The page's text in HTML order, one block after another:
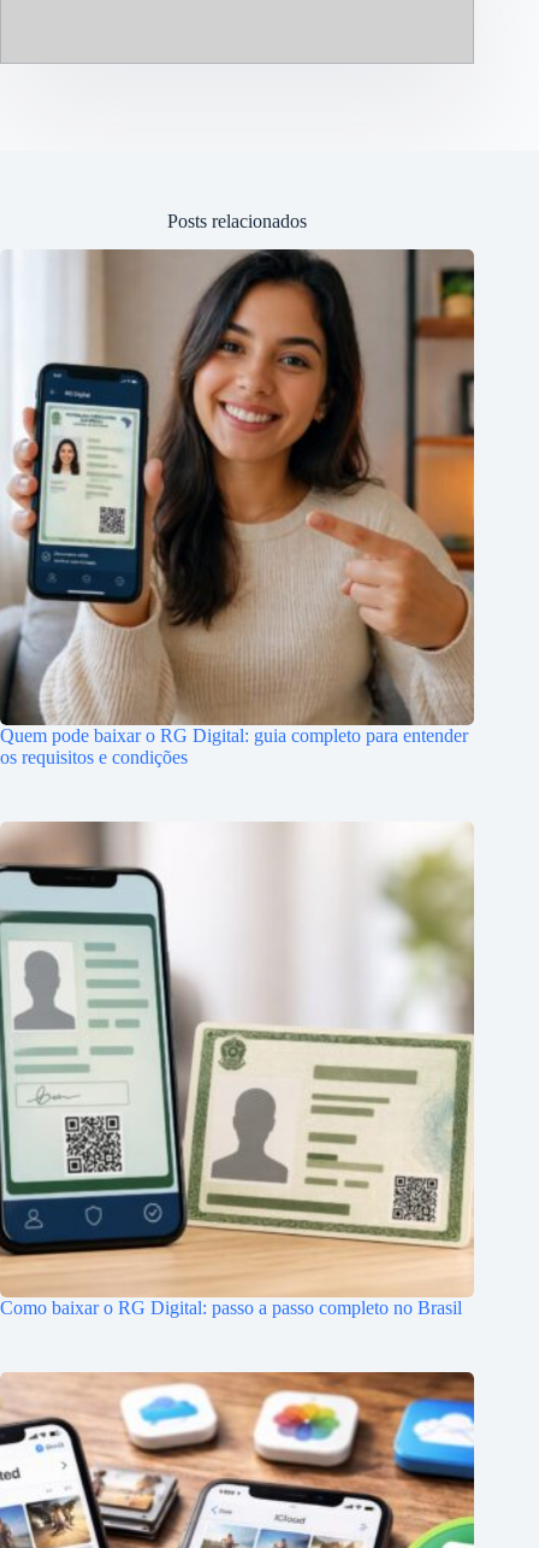
Posts relacionados
Quem pode baixar o RG Digital: guia completo para entender
os requisitos e condições
Como baixar o RG Digital: passo a passo completo no Brasil